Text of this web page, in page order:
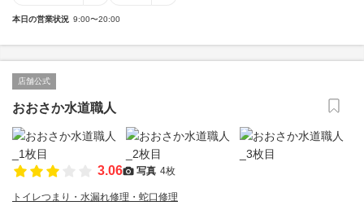
本日の営業状況 9:00〜20:00
店舗公式
おおさか水道職人
3.06 写真 4枚
トイレつまり・水漏れ修理・蛇口修理